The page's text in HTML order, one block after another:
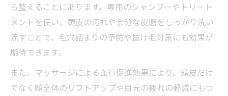
ら整えることにあります。専用のシャンプーやトリート
メントを使い、頭皮の汚れや余分な皮脂をしっかり洗い
流すことで、毛穴詰まりの予防や抜け毛対策にも効果が
期待できます。
また、マッサージによる血行促進効果により、頭皮だけ
でなく顔全体のリフトアップや目元の疲れの軽減にもつ